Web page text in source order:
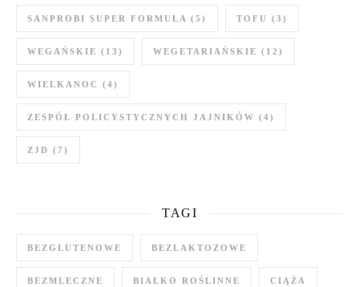
SANPROBI SUPER FORMUŁA (5) TOFU (3)
WEGAŃSKIE (13) WEGETARIAŃSKIE (12)
WIELKANOC (4)
ZESPÓŁ POLICYSTYCZNYCH JAJNIKÓW (4)
ZJD (7)
TAGI
BEZGLUTENOWE BEZLAKTOZOWE
BEZMLECZNE BIAŁKO ROŚLINNE CIĄŻA